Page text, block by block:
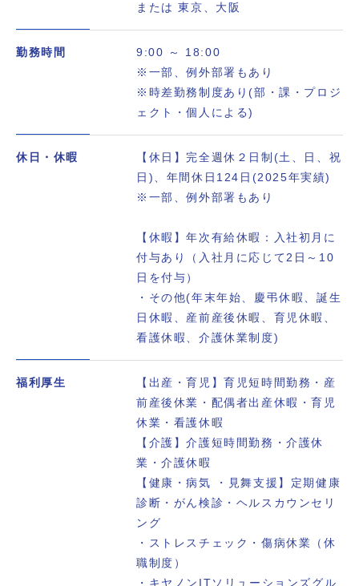
または 東京、大阪
勤務時間
9:00 ～ 18:00
※一部、例外部署もあり
※時差勤務制度あり(部・課・プロジ
ェクト・個人による)
休日・休暇
【休日】完全週休２日制(土、日、祝
日)、年間休日124日(2025年実績)
※一部、例外部署もあり
【休暇】年次有給休暇：入社初月に
付与あり（入社月に応じて2日～10
日を付与）
・その他(年末年始、慶弔休暇、誕生
日休暇、産前産後休暇、育児休暇、
看護休暇、介護休業制度)
福利厚生
【出産・育児】育児短時間勤務・産
前産後休業・配偶者出産休暇・育児
休業・看護休暇
【介護】介護短時間勤務・介護休
業・介護休暇
【健康・病気 ・見舞支援】定期健康
診断・がん検診・ヘルスカウンセリ
ング
・ストレスチェック・傷病休業（休
職制度）
・キヤノンITソリューションズグル